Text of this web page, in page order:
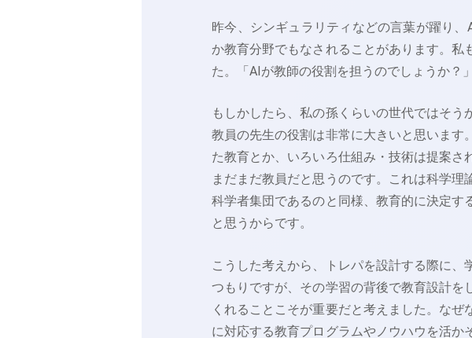
昨今、シンギュラリティなどの言葉が躍り
か教育分野でもなされることがあります。私
た。「AIが教師の役割を担うのでしょうか？」
もしかしたら、私の孫くらいの世代ではそ
教員の先生の役割は非常に大きいと思いま
た教育とか、いろいろ仕組み・技術は提案
まだまだ教員だと思うのです。これは科学
科学者集団であるのと同様、教育的に決定
と思うからです。
こうした考えから、トレパを設計する際に
つもりですが、その学習の背後で教育設計を
くれることこそが重要だと考えました。な
に対応する教育プログラムやノウハウを活